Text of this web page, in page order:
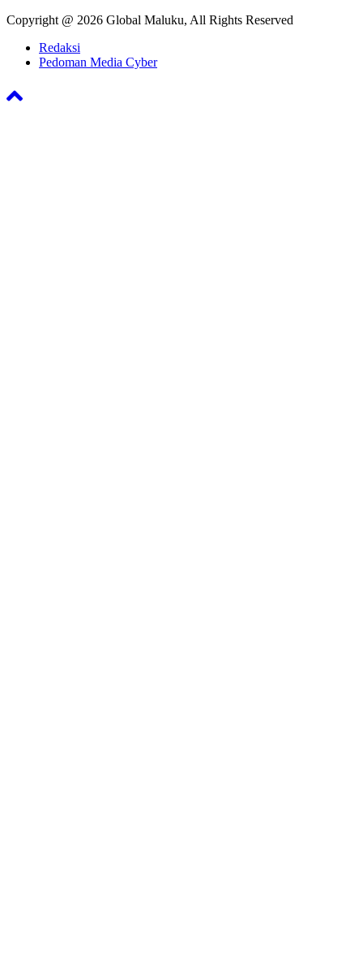
Copyright @ 2026 Global Maluku, All Rights Reserved
Redaksi
Pedoman Media Cyber